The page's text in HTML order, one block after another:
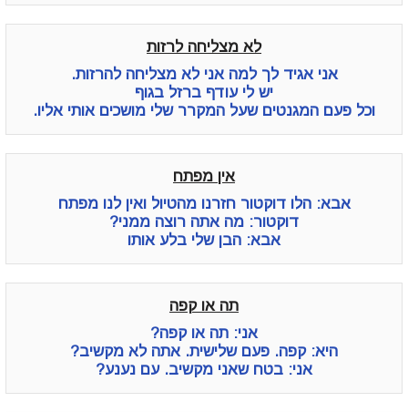
לא מצליחה לרזות
אני אגיד לך למה אני לא מצליחה להרזות.
יש לי עודף ברזל בגוף
וכל פעם המגנטים שעל המקרר שלי מושכים אותי אליו.
אין מפתח
אבא: הלו דוקטור חזרנו מהטיול ואין לנו מפתח
דוקטור: מה אתה רוצה ממני?
אבא: הבן שלי בלע אותו
תה או קפה
אני: תה או קפה?
היא: קפה. פעם שלישית. אתה לא מקשיב?
אני: בטח שאני מקשיב. עם נענע?